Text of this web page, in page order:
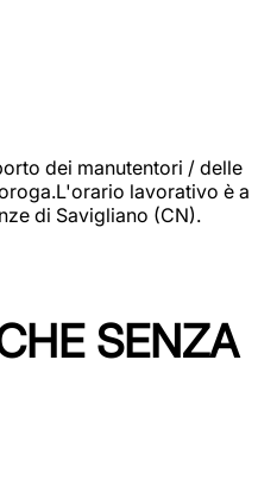
dei manutentori / delle
lavorativo è a
di Savigliano (CN).
SENZA